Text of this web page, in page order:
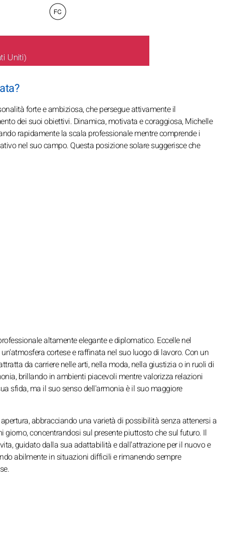
forte e ambiziosa, che persegue attivamente il
dei suoi obiettivi. Dinamica, motivata e coraggiosa, Michelle
rapidamente la scala professionale mentre comprende i
nel suo campo. Questa posizione solare suggerisce che
altamente elegante e diplomatico. Eccelle nel
cortese e raffinata nel suo luogo di lavoro. Con un
da carriere nelle arti, nella moda, nella giustizia o in ruoli di
brillando in ambienti piacevoli mentre valorizza relazioni
sfida, ma il suo senso dell'armonia è il suo maggiore
abbracciando una varietà di possibilità senza attenersi a
concentrandosi sul presente piuttosto che sul futuro. Il
guidato dalla sua adattabilità e dall'attrazione per il nuovo e
abilmente in situazioni difficili e rimanendo sempre